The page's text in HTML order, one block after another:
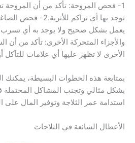
1- فحص المروحة: تأكد من أن المروحة
توجد بها أي تراكم
والأجزاء المتحركة الأخرى: تأكد من أن
الأخرى لا تظهر عليها أي علامات
بمتابعة هذه الخطوات البسيطة، يمكنك
بشكل مثالي وتجنب المشاكل المحتملة
استدامة عمر الثلاجة وتوفير المال على
الأعطال الشائعة في الثلاجات